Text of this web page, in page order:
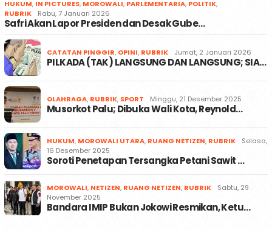
HUKUM, IN PICTURES, MOROWALI, PARLEMENTARIA, POLITIK,
RUBRIK
Rabu, 7 Januari 2026
Safri Akan Lapor Presiden dan Desak Gube…
CATATAN PINGGIR, OPINI, RUBRIK Jumat, 2 Januari 2026
PILKADA (TAK) LANGSUNG DAN LANGSUNG; SIA…
OLAHRAGA, RUBRIK, SPORT Minggu, 21 Desember 2025
Musorkot Palu; Dibuka Wali Kota, Reynold…
HUKUM, MOROWALI UTARA, RUANG NETIZEN, RUBRIK
Selasa,
16 Desember 2025
Soroti Penetapan Tersangka Petani Sawit …
MOROWALI, NETIZEN, RUANG NETIZEN, RUBRIK
Sabtu, 29
November 2025
Bandara IMIP Bukan Jokowi Resmikan, Ketu…